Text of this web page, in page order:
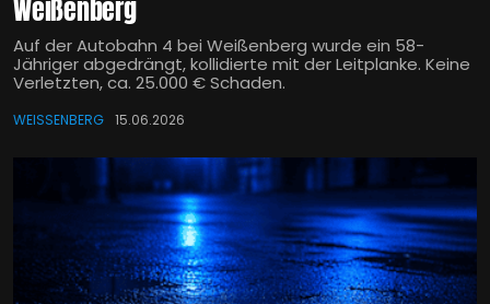
Weißenberg
Auf der Autobahn 4 bei Weißenberg wurde ein 58-
Jähriger abgedrängt, kollidierte mit der Leitplanke. Keine
Verletzten, ca. 25.000 € Schaden.
WEISSENBERG 15.06.2026